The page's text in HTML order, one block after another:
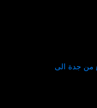
من جدة الى